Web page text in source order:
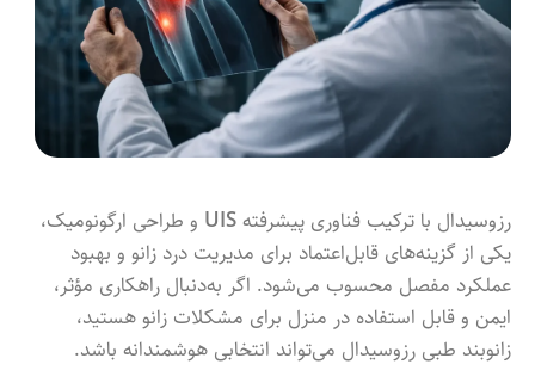
رزوسیدال با ترکیب فناوری پیشرفتهUIS و طراحی ارگونومیک،
یکی از گزینه‌های قابل‌اعتماد برای مدیریت درد زانو و بهبود
عملکرد مفصل محسوب می‌شود. اگر به‌دنبال راهکاری مؤثر،
ایمن و قابل استفاده در منزل برای مشکلات زانو هستید،
زانوبند طبی رزوسیدال می‌تواند انتخابی هوشمندانه باشد.